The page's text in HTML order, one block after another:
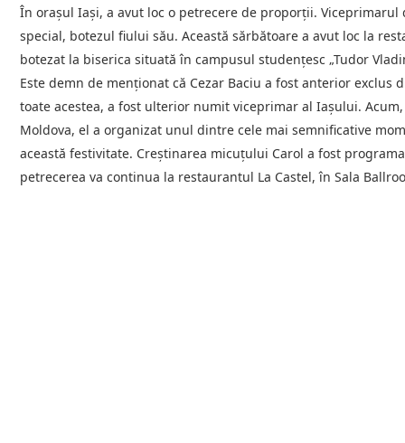
În orașul Iași, a avut loc o petrecere de proporții.
special, botezul fiului său. Această sărbătoare a avut loc la
botezat la biserica situată în campusul studențesc „Tudor
Este demn de menționat că Cezar Baciu a fost anterior exclus
toate acestea, a fost ulterior numit viceprimar al Iașului.
Moldova, el a organizat unul dintre cele mai semnificative
această festivitate. Creștinarea micuțului Carol a fost
petrecerea va continua la restaurantul La Castel, în Sala